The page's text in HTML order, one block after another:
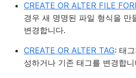
CREATE OR ALTER FILE
경우 새 명명된 파일 형식을 만
변경합니다.
CREATE OR ALTER TAG: 태
성하거나 기존 태그를 변경합니